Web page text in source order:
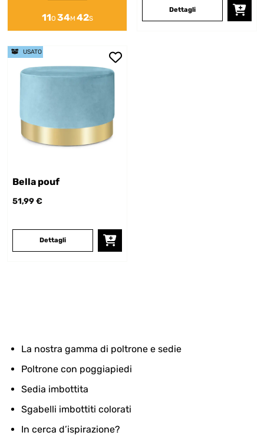
11O 34M 42S
Dettagli
Bella pouf
51,99 €
Dettagli
USATO
La nostra gamma di poltrone e sedie
Poltrone con poggiapiedi
Sedia imbottita
Sgabelli imbottiti colorati
In cerca d’ispirazione?